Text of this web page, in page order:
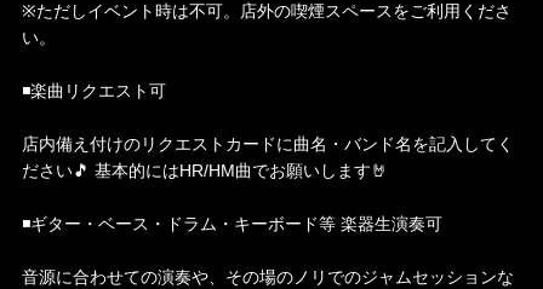
※ただしイベント時は不可。店外の喫煙スペースをご利用くださ
い。
◾️楽曲リクエスト可
店内備え付けのリクエストカードに曲名・バンド名を記入してく
ださい🎵 基本的にはHR/HM曲でお願いします🤘
◾️ギター・ベース・ドラム・キーボード等 楽器生演奏可
音源に合わせての演奏や、その場のノリでのジャムセッションな